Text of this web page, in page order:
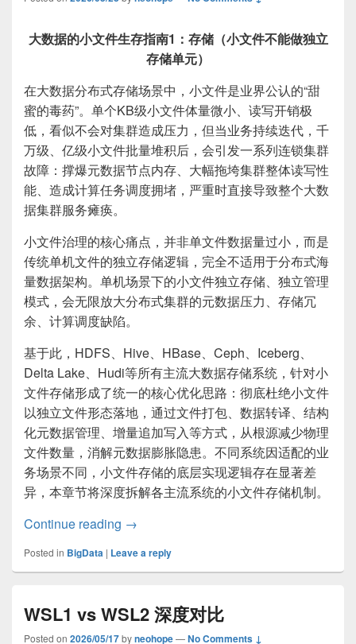
大数据的小文件生存指南1：存储（小文件不能做独立
存储单元）
在大数据分布式存储场景中，小文件是业界公认的“甜
蜜的毒药”。单个KB级小文件体量微小、读写开销极
低，看似不会对集群造成压力，但当业务持续迭代，千
万级、亿级小文件批量堆积后，会引发一系列连锁集群
故障：撑爆元数据节点内存、大幅拖垮集群整体读写性
能、造成计算任务调度拥堵，严重时直接导致整个大数
据集群服务瘫痪。
小文件治理的核心痛点，并非单文件数据量过小，而是
传统单机文件的独立存储逻辑，完全不适用于分布式海
量数据架构。单机场景下的小文件独立存储、独立管理
模式，会无限放大分布式集群的元数据压力、存储冗
余、计算调度缺陷。
基于此，HDFS、Hive、HBase、Ceph、Iceberg、
Delta Lake、Hudi等所有主流大数据存储系统，针对小
文件存储形成了统一的核心优化思路：彻底杜绝小文件
以独立文件形态落地，通过文件打包、数据转译、结构
化元数据管理、增量追加写入等方式，从根源减少物理
文件数量，消解元数据膨胀隐患。不同系统因适配的业
务场景不同，小文件存储的底层实现逻辑存在显著差
异，本章节将深度拆解各主流系统的小文件存储机制。
Continue reading 大数据的小文件生存指南1：存储
→
Posted in BigData | Leave a reply
WSL1 vs WSL2 深度对比
Posted on 2026/05/17byneohope—No Comments ↓